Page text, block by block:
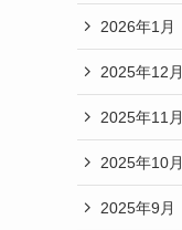
2026年1月
2025年12月
2025年11月
2025年10月
2025年9月